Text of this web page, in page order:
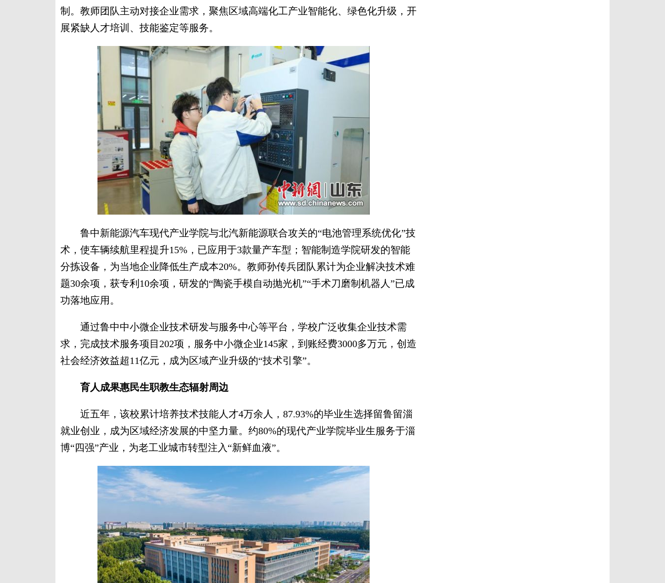
制。教师团队主动对接企业需求，聚焦区域高端化工产业智能化、绿色化升级，开
展紧缺人才培训、技能鉴定等服务。
鲁中新能源汽车现代产业学院与北汽新能源联合攻关的“电池管理系统优化”技
术，使车辆续航里程提升15%，已应用于3款量产车型；智能制造学院研发的智能
分拣设备，为当地企业降低生产成本20%。教师孙传兵团队累计为企业解决技术难
题30余项，获专利10余项，研发的“陶瓷手模自动抛光机”“手术刀磨制机器人”已成
功落地应用。
通过鲁中中小微企业技术研发与服务中心等平台，学校广泛收集企业技术需
求，完成技术服务项目202项，服务中小微企业145家，到账经费3000多万元，创造
社会经济效益超11亿元，成为区域产业升级的“技术引擎”。
育人成果惠民生职教生态辐射周边
近五年，该校累计培养技术技能人才4万余人，87.93%的毕业生选择留鲁留淄
就业创业，成为区域经济发展的中坚力量。约80%的现代产业学院毕业生服务于淄
博“四强”产业，为老工业城市转型注入“新鲜血液”。